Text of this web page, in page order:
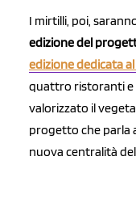
I mirtilli, poi,
edizione del
edizione dedicata
quattro ristoranti e
valorizzato il
progetto che parla
nuova centralità